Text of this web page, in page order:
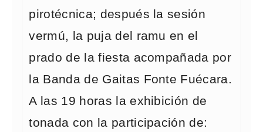
pirotécnica; después la sesión
vermú, la puja del ramu en el
prado de la fiesta acompañada por
la Banda de Gaitas Fonte Fuécara.
A las 19 horas la exhibición de
tonada con la participación de: